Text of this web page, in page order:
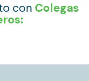
con Colegas